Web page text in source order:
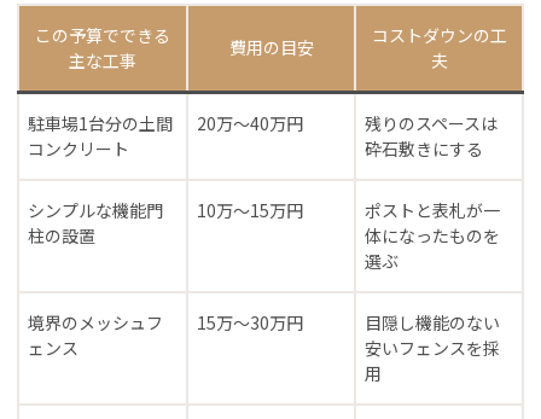
この予算でできる
主な工事
費用の目安
コストダウンの工
夫
駐車場1台分の土間
コンクリート
20万〜40万円
残りのスペースは
砕石敷きにする
シンプルな機能門
柱の設置
10万〜15万円
ポストと表札が一
体になったものを
選ぶ
境界のメッシュフ
ェンス
15万〜30万円
目隠し機能のない
安いフェンスを採
用